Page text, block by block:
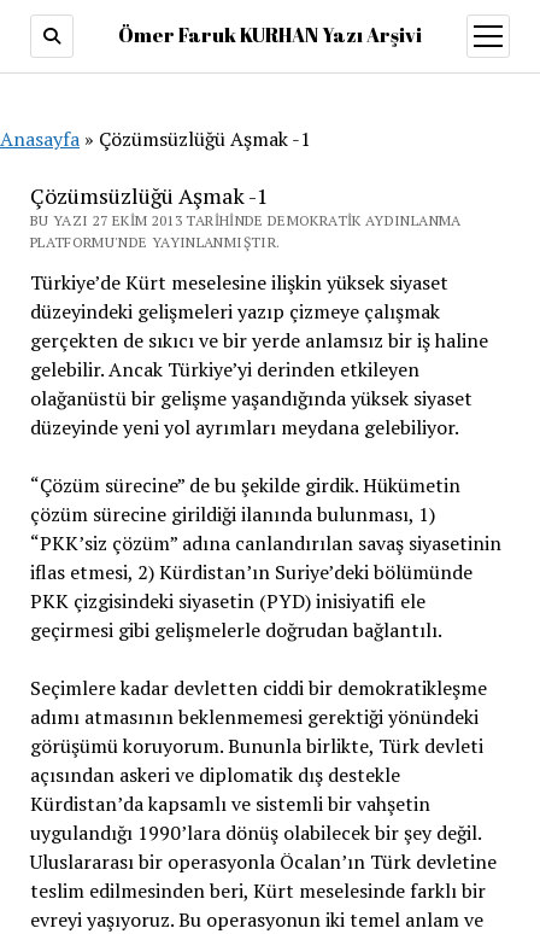
Ömer Faruk KURHAN Yazı Arşivi
aç
Anasayfa » Çözümsüzlüğü Aşmak -1
Çözümsüzlüğü Aşmak -1
BU YAZI 27 EKIM 2013 TARIHINDE DEMOKRATIK AYDINLANMA
PLATFORMU'NDE YAYINLANMIŞTIR.
Türkiye’de Kürt meselesine ilişkin yüksek siyaset
düzeyindeki gelişmeleri yazıp çizmeye çalışmak
gerçekten de sıkıcı ve bir yerde anlamsız bir iş haline
gelebilir. Ancak Türkiye’yi derinden etkileyen
olağanüstü bir gelişme yaşandığında yüksek siyaset
düzeyinde yeni yol ayrımları meydana gelebiliyor.
“Çözüm sürecine” de bu şekilde girdik. Hükümetin
çözüm sürecine girildiği ilanında bulunması, 1)
“PKK’siz çözüm” adına canlandırılan savaş siyasetinin
iflas etmesi, 2) Kürdistan’ın Suriye’deki bölümünde
PKK çizgisindeki siyasetin (PYD) inisiyatifi ele
geçirmesi gibi gelişmelerle doğrudan bağlantılı.
Seçimlere kadar devletten ciddi bir demokratikleşme
adımı atmasının beklenmemesi gerektiği yönündeki
görüşümü koruyorum. Bununla birlikte, Türk devleti
açısından askeri ve diplomatik dış destekle
Kürdistan’da kapsamlı ve sistemli bir vahşetin
uygulandığı 1990’lara dönüş olabilecek bir şey değil.
Uluslararası bir operasyonla Öcalan’ın Türk devletine
teslim edilmesinden beri, Kürt meselesinde farklı bir
evreyi yaşıyoruz. Bu operasyonun iki temel anlam ve